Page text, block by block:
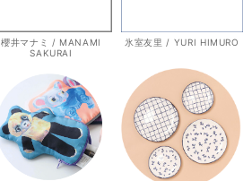
櫻井マナミ / MANAMI
SAKURAI
氷室友里 / YURI HIMURO